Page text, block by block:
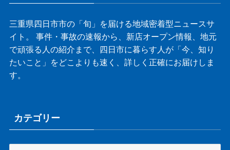
三重県四日市市の「旬」を届ける地域密着型ニュースサ
イト。 事件・事故の速報から、新店オープン情報、地元
で頑張る人の紹介まで、四日市に暮らす人が「今、知り
たいこと」をどこよりも速く、詳しく正確にお届けしま
す。
カテゴリー